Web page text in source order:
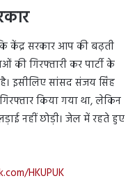
केंद्र सरकार आप की बढ़ती
की गिरफ्तारी कर पार्टी के
इसीलिए सांसद संजय सिंह
किया गया था, लेकिन
नहीं छोड़ी। जेल में रहते हुए
HKUPUK